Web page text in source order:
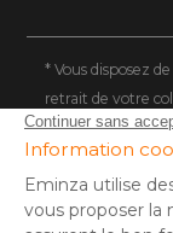
* Vous disposez
retrait de votre
vous faire
** Expédition le
14 h (jours ouvrés
(1) Remise de